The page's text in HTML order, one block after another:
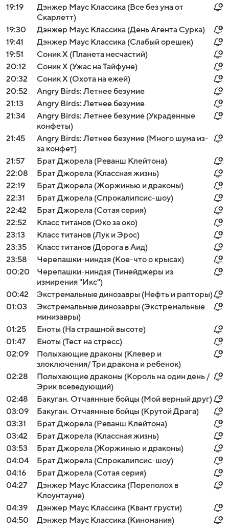
19:19
Дэнжер Маус Классика (Все без ума от
Скарлетт)
19:30
Дэнжер Маус Классика (День Агента Сурка)
19:41
Дэнжер Маус Классика (Слабый орешек)
19:51
Соник Х (Планета несчастий)
20:12
Соник Х (Ужас на Тайфуне)
20:32
Соник Х (Охота на ежей)
20:52
Angry Birds: Летнее безумие
21:13
Angry Birds: Летнее безумие
21:34
Angry Birds: Летнее безумие (Украденные
конфеты)
21:45
Angry Birds: Летнее безумие (Много шума из-
за конфет)
21:57
Брат Джорела (Реванш Клейтона)
22:08
Брат Джорела (Классная жизнь)
22:19
Брат Джорела (Жоржинью и драконы)
22:31
Брат Джорела (Спрокалипсис-шоу)
22:42
Брат Джорела (Сотая серия)
22:52
Класс титанов (Око за око)
23:13
Класс титанов (Лук и Эрос)
23:35
Класс титанов (Дорога в Аид)
23:58
Черепашки-ниндзя (Кое-что о крысах)
00:20
Черепашки-ниндзя (Тинейджеры из
измирения "Икс")
00:42
Экстремальные динозавры (Нефть и рапторы)
01:03
Экстремальные динозавры (Экстремальные
минизавры)
01:25
Еноты (На страшной высоте)
01:47
Еноты (Тест на стресс)
02:09
Полыхающие драконы (Клевер и
злоключения/ Три дракона и ребенок)
02:28
Полыхающие драконы (Король на один день /
Эрик всеведующий)
02:48
Бакуган. Отчаянные бойцы (Мой верный друг)
03:09
Бакуган. Отчаянные бойцы (Крутой Драга)
03:31
Брат Джорела (Реванш Клейтона)
03:42
Брат Джорела (Классная жизнь)
03:53
Брат Джорела (Жоржинью и драконы)
04:04
Брат Джорела (Спрокалипсис-шоу)
04:16
Брат Джорела (Сотая серия)
04:27
Дэнжер Маус Классика (Переполох в
Клоунтауне)
04:39
Дэнжер Маус Классика (Квант грусти)
04:50
Дэнжер Маус Классика (Киномания)